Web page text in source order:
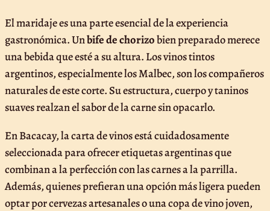
El maridaje es una parte esencial de la experiencia
gastronómica. Unbife de chorizobien preparado merece
una bebida que esté a su altura. Los vinos tintos
argentinos, especialmente los Malbec, son los compañeros
naturales de este corte. Su estructura, cuerpo y taninos
suaves realzan el sabor de la carne sin opacarlo.
En Bacacay, la carta de vinos está cuidadosamente
seleccionada para ofrecer etiquetas argentinas que
combinan a la perfección con las carnes a la parrilla.
Además, quienes prefieran una opción más ligera pueden
optar por cervezas artesanales o una copa de vino joven,